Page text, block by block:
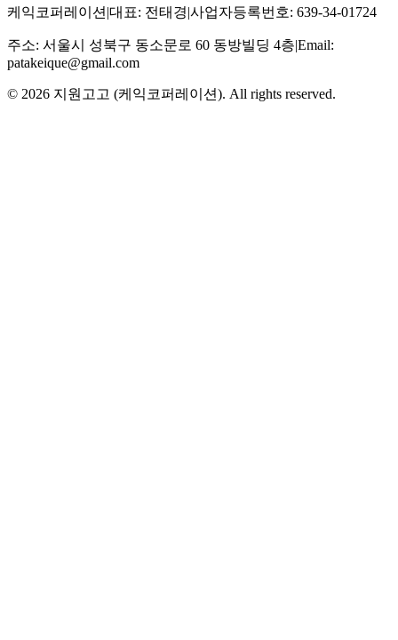
케익코퍼레이션 |대표: 전태경|사업자등록번호: 639-34-01724
주소: 서울시 성북구 동소문로 60 동방빌딩 4층|Email:
patakeique@gmail.com
© 2026 지원고고 (케익코퍼레이션). All rights reserved.